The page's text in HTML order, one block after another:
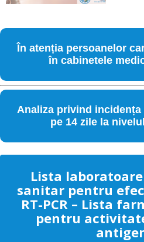
În atenția persoanelor
în cabinetele
Analiza privind
pe 14 zile la
Lista
sanitar pentru
RT-PCR – Lista
pentru